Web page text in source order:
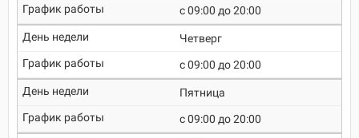
c 09:00 до 20:00
Четверг
c 09:00 до 20:00
Пятница
c 09:00 до 20:00